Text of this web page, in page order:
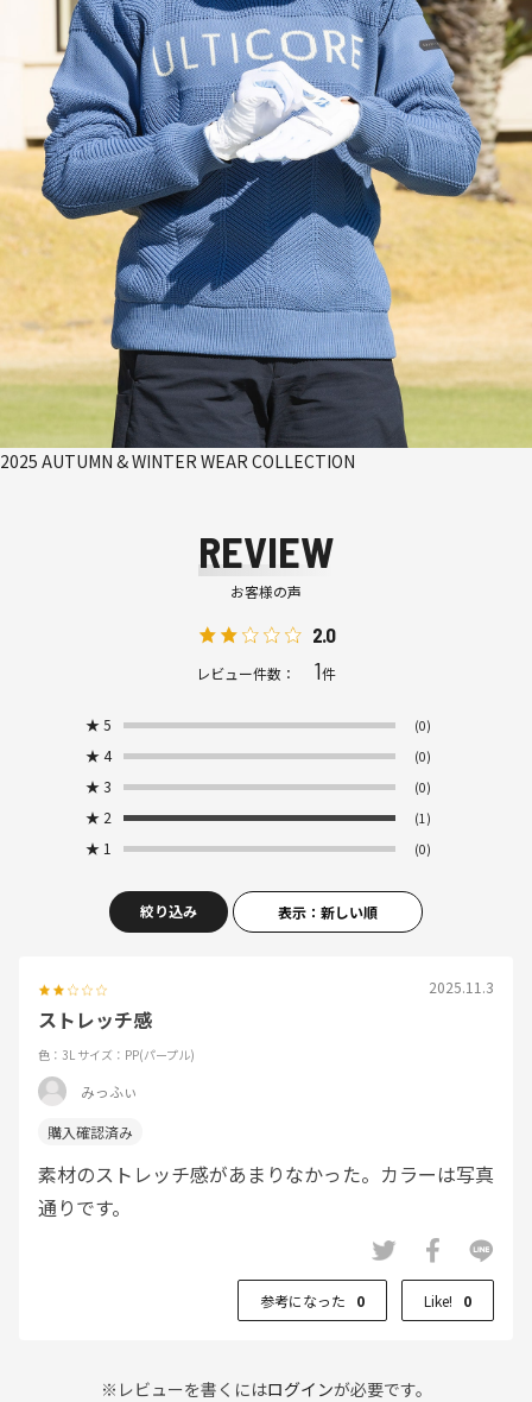
2025 AUTUMN & WINTER WEAR COLLECTION
REVIEW
お客様の声
2.0
レビュー件数： 1件
★ 5 (0)
★ 4 (0)
★ 3 (0)
★ 2 (1)
★ 1 (0)
絞り込み 表示：新しい順
2025.11.3
ストレッチ感
色：3L サイズ：PP(パープル)
みっふぃ
素材のストレッチ感があまりなかった。カラーは写真
通りです。
参考になった 0 Like! 0
※レビューを書くにはログインが必要です。